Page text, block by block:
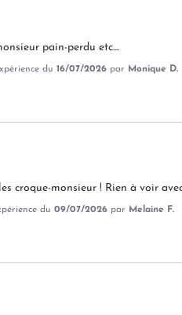
pain-perdu etc....
du 16/07/2026 par Monique D.
croque-monsieur ! Rien à voir
du 09/07/2026 par Melaine F.